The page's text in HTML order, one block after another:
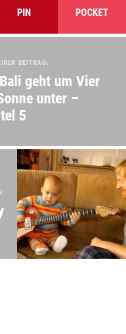
PIN POCKET
BEITRAG:
geht um Vier
unter –
5